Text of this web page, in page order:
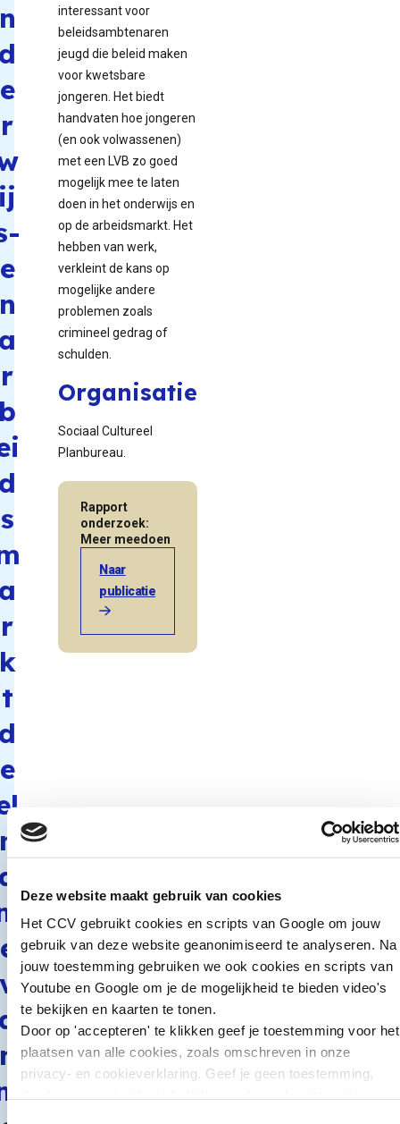
Deze website maakt gebruik van cookies
Het CCV gebruikt cookies en scripts van Google om jouw
gebruik van deze website geanonimiseerd te analyseren. Na
jouw toestemming gebruiken we ook cookies en scripts van
Youtube en Google om je de mogelijkheid te bieden video's
te bekijken en kaarten te tonen.
Door op 'accepteren' te klikken geef je toestemming voor het
plaatsen van alle cookies, zoals omschreven in onze
privacy- en cookieverklaring. Geef je geen toestemming,
e
r
e
r
s
r
t
e
e
v
interessant voor
beleidsambtenaren
jeugd die beleid maken
voor kwetsbare
jongeren. Het biedt
handvaten hoe jongeren
(en ook volwassenen)
met een LVB zo goed
mogelijk mee te laten
doen in het onderwijs en
op de arbeidsmarkt. Het
hebben van werk,
verkleint de kans op
mogelijke andere
problemen zoals
crimineel gedrag of
schulden.
Organisatie
Sociaal Cultureel
Planbureau.
Rapport
onderzoek:
Meer meedoen
Naar
publicatie